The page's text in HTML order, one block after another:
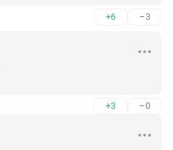
+6 –3
+3 –0